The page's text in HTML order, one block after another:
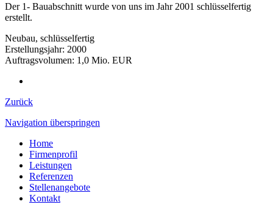
Der 1- Bauabschnitt wurde von uns im Jahr 2001 schlüsselfertig
erstellt.
Neubau, schlüsselfertig
Erstellungsjahr: 2000
Auftragsvolumen: 1,0 Mio. EUR
Zurück
Navigation überspringen
Home
Firmenprofil
Leistungen
Referenzen
Stellenangebote
Kontakt